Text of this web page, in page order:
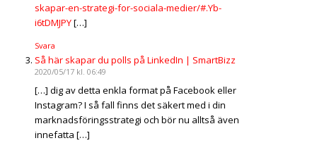
skapar-en-strategi-for-sociala-medier/#.Yb-
i6tDMJPY[…]
Svara
Så här skapar du polls på LinkedIn | SmartBizz
2020/05/17 kl. 06:49
[…] dig av detta enkla format på Facebook eller
Instagram? I så fall finns det säkert med i din
marknadsföringsstrategi och bör nu alltså även
innefatta […]